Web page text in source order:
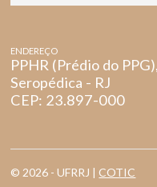
ENDEREÇO
PPHR (Prédio do
Seropédica - RJ
CEP: 23.897-000
© 2026 - UFRRJ |COTIC